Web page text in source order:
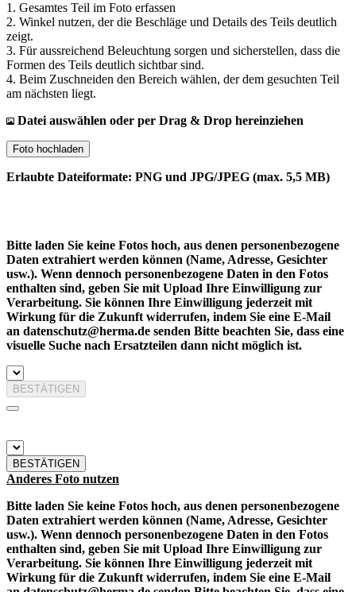
1. Gesamtes Teil im Foto erfassen
2. Winkel nutzen, der die Beschläge und Details des Teils deutlich
zeigt.
3. Für aussreichend Beleuchtung sorgen und sicherstellen, dass die
Formen des Teils deutlich sichtbar sind.
4. Beim Zuschneiden den Bereich wählen, der dem gesuchten Teil
am nächsten liegt.
Datei auswählen oder per Drag & Drop hereinziehen
Foto hochladen
Erlaubte Dateiformate: PNG und JPG/JPEG (max. 5,5 MB)
Bitte laden Sie keine Fotos hoch, aus denen personenbezogene
Daten extrahiert werden können (Name, Adresse, Gesichter
usw.). Wenn dennoch personenbezogene Daten in den Fotos
enthalten sind, geben Sie mit Upload Ihre Einwilligung zur
Verarbeitung. Sie können Ihre Einwilligung jederzeit mit
Wirkung für die Zukunft widerrufen, indem Sie eine E-Mail
an datenschutz@herma.de senden Bitte beachten Sie, dass eine
visuelle Suche nach Ersatzteilen dann nicht möglich ist.
BESTÄTIGEN
BESTÄTIGEN
Anderes Foto nutzen
Bitte laden Sie keine Fotos hoch, aus denen personenbezogene
Daten extrahiert werden können (Name, Adresse, Gesichter
usw.). Wenn dennoch personenbezogene Daten in den Fotos
enthalten sind, geben Sie mit Upload Ihre Einwilligung zur
Verarbeitung. Sie können Ihre Einwilligung jederzeit mit
Wirkung für die Zukunft widerrufen, indem Sie eine E-Mail